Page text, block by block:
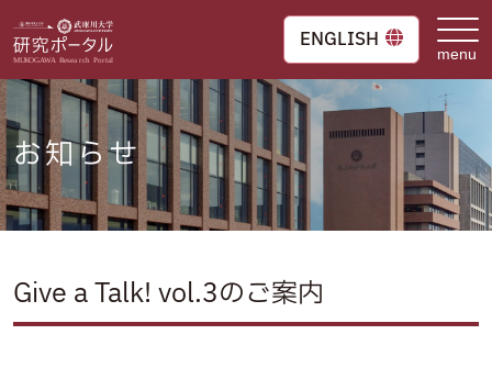
to
content
ENGLISH
お知らせ
Give a Talk! vol.3のご案内